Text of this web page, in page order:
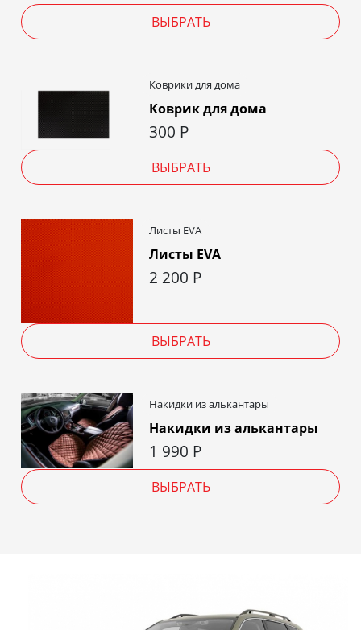
ВЫБРАТЬ
Коврики для дома
Коврик для дома
300 Р
ВЫБРАТЬ
Листы EVA
Листы EVA
2 200 Р
ВЫБРАТЬ
Накидки из алькантары
Накидки из алькантары
1 990 Р
ВЫБРАТЬ